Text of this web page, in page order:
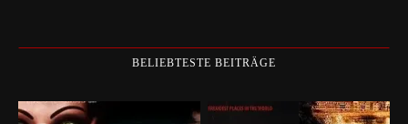
BELIEBTESTE BEITRÄGE